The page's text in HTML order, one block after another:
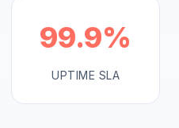
99.9%
UPTIME SLA